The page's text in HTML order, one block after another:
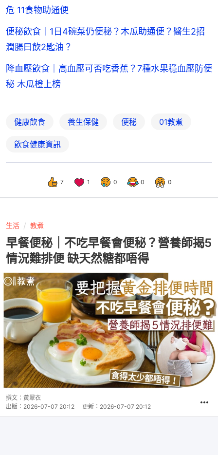
危 11食物助通便
便秘飲食｜1日4碗菜仍便秘？木瓜助通便？醫生2招
潤腸曰飲2匙油？
降血壓飲食｜高血壓可否吃香蕉？7種水果穩血壓防便
秘 木瓜橙上榜
健康飲食 養生保健 便秘 01教煮
飲食健康資訊
7 1 0 0 0
生活 教煮
早餐便秘｜不吃早餐會便秘？營養師揭5
情況難排便 缺天然糖都唔得
撰文： 黃翠衣
出版： 2026-07-07 20:12 更新： 2026-07-07 20:12